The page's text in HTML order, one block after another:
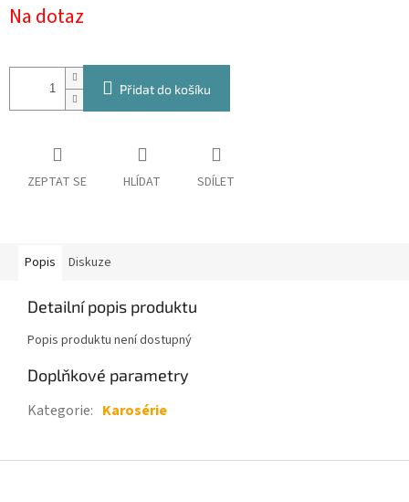
cena:
Na dotaz
Přidat do košíku
ZEPTAT SE HLÍDAT SDÍLET
Popis Diskuze
Detailní popis produktu
Popis produktu není dostupný
Doplňkové parametry
Kategorie: Karosérie